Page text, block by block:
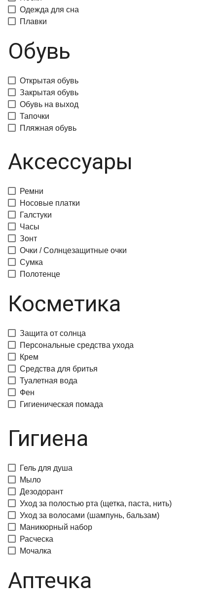
Одежда для сна
Плавки
Обувь
Открытая обувь
Закрытая обувь
Обувь на выход
Тапочки
Пляжная обувь
Аксессуары
Ремни
Носовые платки
Галстуки
Часы
Зонт
Очки / Солнцезащитные очки
Сумка
Полотенце
Косметика
Защита от солнца
Персональные средства ухода
Крем
Средства для бритья
Туалетная вода
Фен
Гигиеническая помада
Гигиена
Гель для душа
Мыло
Дезодорант
Уход за полостью рта (щетка, паста, нить)
Уход за волосами (шампунь, бальзам)
Маникюрный набор
Расческа
Мочалка
Аптечка